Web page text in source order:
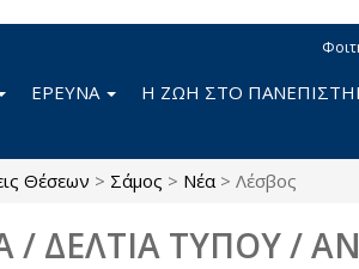
ΕΡΕΥΝΑ Η ΖΩΗ ΣΤΟ
Θέσεων > Σάμος > Νέα > Λέσβος
/ ΔΕΛΤΙΑ ΤΥΠΟΥ /